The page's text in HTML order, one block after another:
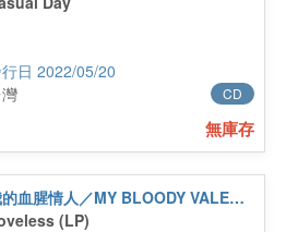
2022/05/20
CD
無庫存
我的血腥情人／MY BLOODY VALENTINE
(LP)